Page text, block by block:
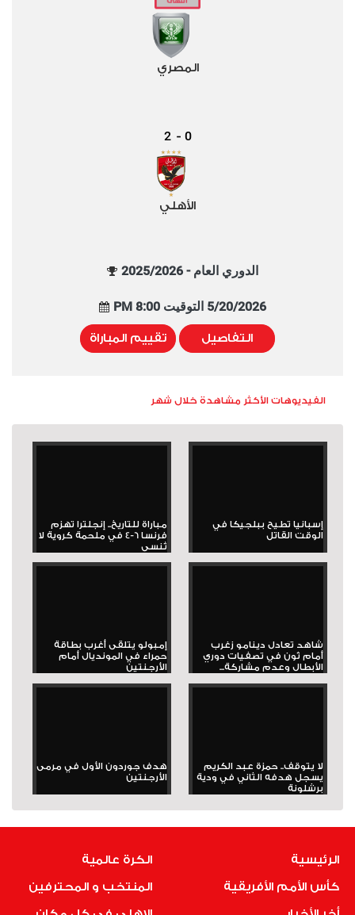
المصري
0
-
2
الأهلي
الدوري العام - 2025/2026
5/20/2026 التوقيت 8:00 PM
التفاصيل تقييم المباراة
الفيديوهات الأكثر مشاهدة خلال شهر
إسبانيا تطيح ببلجيكا في
الوقت القاتل
مباراة للتاريخ.. إنجلترا تهزم
فرنسا 6-4 في ملحمة كروية لا
تُنسى
شاهد تعادل دينامو زغرب
أمام ثون في تصفيات دوري
الأبطال وعدم مشاركة...
إمبولو يتلقى أغرب بطاقة
حمراء في المونديال أمام
الأرجنتين
لا يتوقف.. حمزة عبد الكريم
يسجل هدفه الثاني في ودية
برشلونة
هدف جوردون الأول في مرمى
الأرجنتين
الرئيسية
كأس الأمم الأفريقية
الكرة عالمية
المنتخب و المحترفين